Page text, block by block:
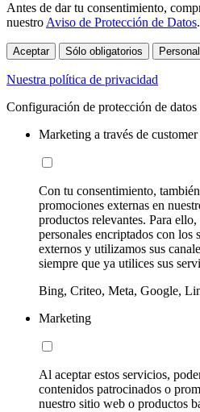
Antes de dar tu consentimiento,
nuestro Aviso de Protección de Datos.
Aceptar Sólo obligatorios
Nuestra política de privacidad
Configuración de protección de datos
Marketing a través de customer
Con tu consentimiento,
promociones externas en
productos relevantes. Para
personales encriptados con los
externos y utilizamos sus
siempre que ya utilices sus
Bing, Criteo, Meta, Google,
Marketing
Al aceptar estos servicios,
contenidos patrocinados o
nuestro sitio web o productos